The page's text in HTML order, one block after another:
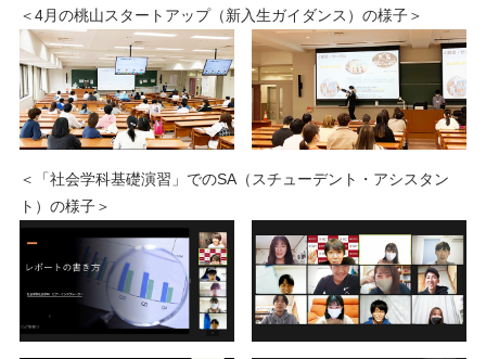
＜4月の桃山スタートアップ（新入生ガイダンス）の様子＞
＜「社会学科基礎演習」でのSA（スチューデント・アシスタン
ト）の様子＞